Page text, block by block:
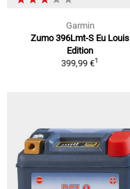
Garmin
Zumo 396Lmt-S Eu Louis
Edition
399,99 €1